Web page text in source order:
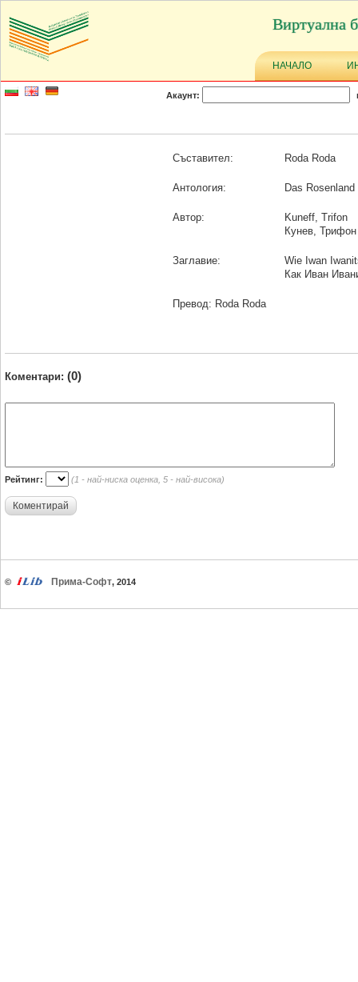
Виртуална
НАЧАЛО
Акаунт:
Съставител: Roda Roda
Антология: Das
Автор:
Kuneff, Trifon
Кунев, Трифон
Заглавие:
Wie Iwan
Как Иван
Превод: Roda Roda
Коментари: (0)
Рейтинг: (1 - най-ниска оценка, 5 - най-висока)
Коментирай
© Прима-Софт, 2014